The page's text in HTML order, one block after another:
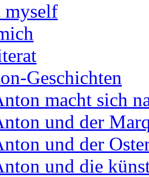
Geschichten
macht sich
und der
und der
und die